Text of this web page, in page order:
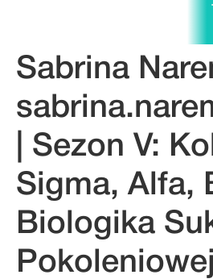
Sabrina
| Sezon V:
Sigma, Alfa,
Biologika
Pokoleniowej